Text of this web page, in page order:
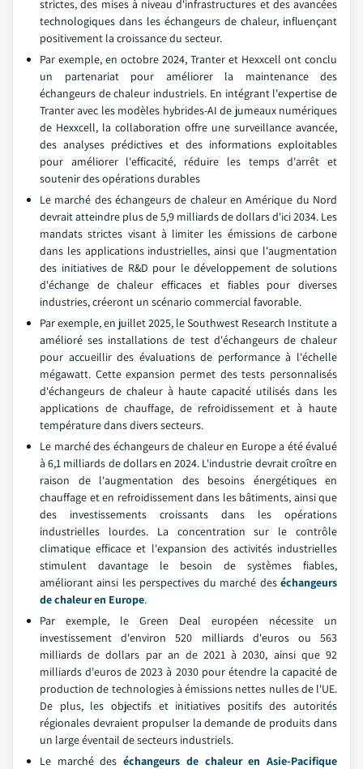
strictes, des mises à niveau d'infrastructures et des avancées
technologiques dans les échangeurs de chaleur, influençant
positivement la croissance du secteur.
Par exemple, en octobre 2024, Tranter et Hexxcell ont conclu
un partenariat pour améliorer la maintenance des
échangeurs de chaleur industriels. En intégrant l'expertise de
Tranter avec les modèles hybrides-AI de jumeaux numériques
de Hexxcell, la collaboration offre une surveillance avancée,
des analyses prédictives et des informations exploitables
pour améliorer l'efficacité, réduire les temps d'arrêt et
soutenir des opérations durables
Le marché des échangeurs de chaleur en Amérique du Nord
devrait atteindre plus de 5,9 milliards de dollars d'ici 2034. Les
mandats strictes visant à limiter les émissions de carbone
dans les applications industrielles, ainsi que l'augmentation
des initiatives de R&D pour le développement de solutions
d'échange de chaleur efficaces et fiables pour diverses
industries, créeront un scénario commercial favorable.
Par exemple, en juillet 2025, le Southwest Research Institute a
amélioré ses installations de test d'échangeurs de chaleur
pour accueillir des évaluations de performance à l'échelle
mégawatt. Cette expansion permet des tests personnalisés
d'échangeurs de chaleur à haute capacité utilisés dans les
applications de chauffage, de refroidissement et à haute
température dans divers secteurs.
Le marché des échangeurs de chaleur en Europe a été évalué
à 6,1 milliards de dollars en 2024. L'industrie devrait croître en
raison de l'augmentation des besoins énergétiques en
chauffage et en refroidissement dans les bâtiments, ainsi que
des investissements croissants dans les opérations
industrielles lourdes. La concentration sur le contrôle
climatique efficace et l'expansion des activités industrielles
stimulent davantage le besoin de systèmes fiables,
améliorant ainsi les perspectives du marché des échangeurs
de chaleur en Europe.
Par exemple, le Green Deal européen nécessite un
investissement d'environ 520 milliards d'euros ou 563
milliards de dollars par an de 2021 à 2030, ainsi que 92
milliards d'euros de 2023 à 2030 pour étendre la capacité de
production de technologies à émissions nettes nulles de l'UE.
De plus, les objectifs et initiatives positifs des autorités
régionales devraient propulser la demande de produits dans
un large éventail de secteurs industriels.
Le marché deséchangeurs de chaleur en Asie-Pacifique